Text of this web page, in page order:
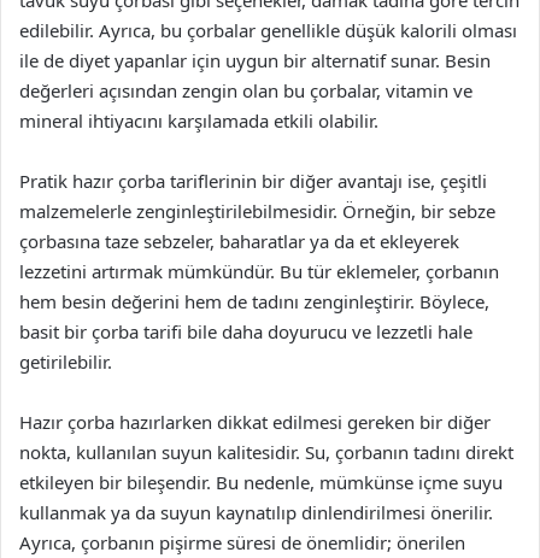
edilebilir. Ayrıca, bu çorbalar genellikle düşük kalorili olması
ile de diyet yapanlar için uygun bir alternatif sunar. Besin
değerleri açısından zengin olan bu çorbalar, vitamin ve
mineral ihtiyacını karşılamada etkili olabilir.
Pratik hazır çorba tariflerinin bir diğer avantajı ise, çeşitli
malzemelerle zenginleştirilebilmesidir. Örneğin, bir sebze
çorbasına taze sebzeler, baharatlar ya da et ekleyerek
lezzetini artırmak mümkündür. Bu tür eklemeler, çorbanın
hem besin değerini hem de tadını zenginleştirir. Böylece,
basit bir çorba tarifi bile daha doyurucu ve lezzetli hale
getirilebilir.
Hazır çorba hazırlarken dikkat edilmesi gereken bir diğer
nokta, kullanılan suyun kalitesidir. Su, çorbanın tadını direkt
etkileyen bir bileşendir. Bu nedenle, mümkünse içme suyu
kullanmak ya da suyun kaynatılıp dinlendirilmesi önerilir.
Ayrıca, çorbanın pişirme süresi de önemlidir; önerilen